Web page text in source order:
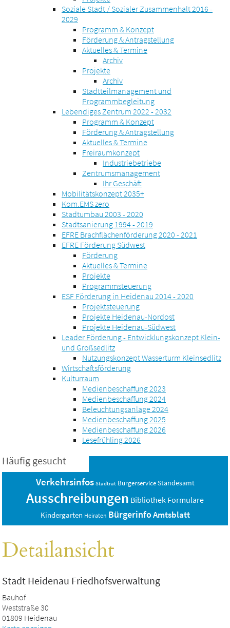
Soziale Stadt / Sozialer Zusammenhalt 2016 -
2029
Programm & Konzept
Förderung & Antragstellung
Aktuelles & Termine
Archiv
Projekte
Archiv
Stadtteilmanagement und
Programmbegleitung
Lebendiges Zentrum 2022 - 2032
Programm & Konzept
Förderung & Antragstellung
Aktuelles & Termine
Freiraumkonzept
Industriebetriebe
Zentrumsmanagement
Ihr Geschäft
Mobilitätskonzept 2035+
Kom.EMS zero
Stadtumbau 2003 - 2020
Stadtsanierung 1994 - 2019
EFRE Brachflächenförderung 2020 - 2021
EFRE Förderung Südwest
Förderung
Aktuelles & Termine
Projekte
Programmsteuerung
ESF Förderung in Heidenau 2014 - 2020
Projektsteuerung
Projekte Heidenau-Nordost
Projekte Heidenau-Südwest
Leader Förderung - Entwicklungskonzept Klein-
und Großsedlitz
Nutzungskonzept Wasserturm Kleinsedlitz
Wirtschaftsförderung
Kulturraum
Medienbeschaffung 2023
Medienbeschaffung 2024
Beleuchtungsanlage 2024
Medienbeschaffung 2025
Medienbeschaffung 2026
Lesefrühling 2026
Häufig gesucht
Verkehrsinfos Stadtrat Bürgerservice Standesamt
Ausschreibungen Bibliothek Formulare
Kindergarten Heiraten BürgerinfoAmtsblatt
Detailansicht
Stadt Heidenau Friedhofsverwaltung
Bauhof
Weststraße 30
01809 Heidenau